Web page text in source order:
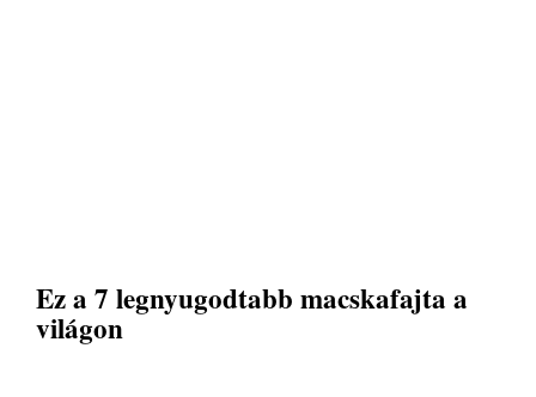
Ez a 7 legnyugodtabb macskafajta a
világon